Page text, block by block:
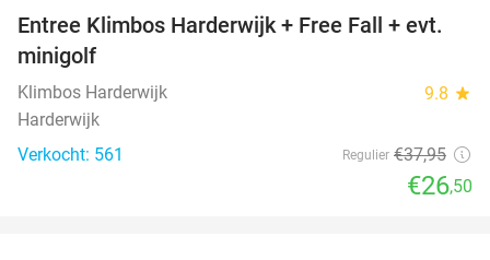
30%
Entree Klimbos Harderwijk + Free Fall + evt.
minigolf
Klimbos Harderwijk 9.8 star
Harderwijk
Verkocht: 561
Regulier €37,95
€26,50